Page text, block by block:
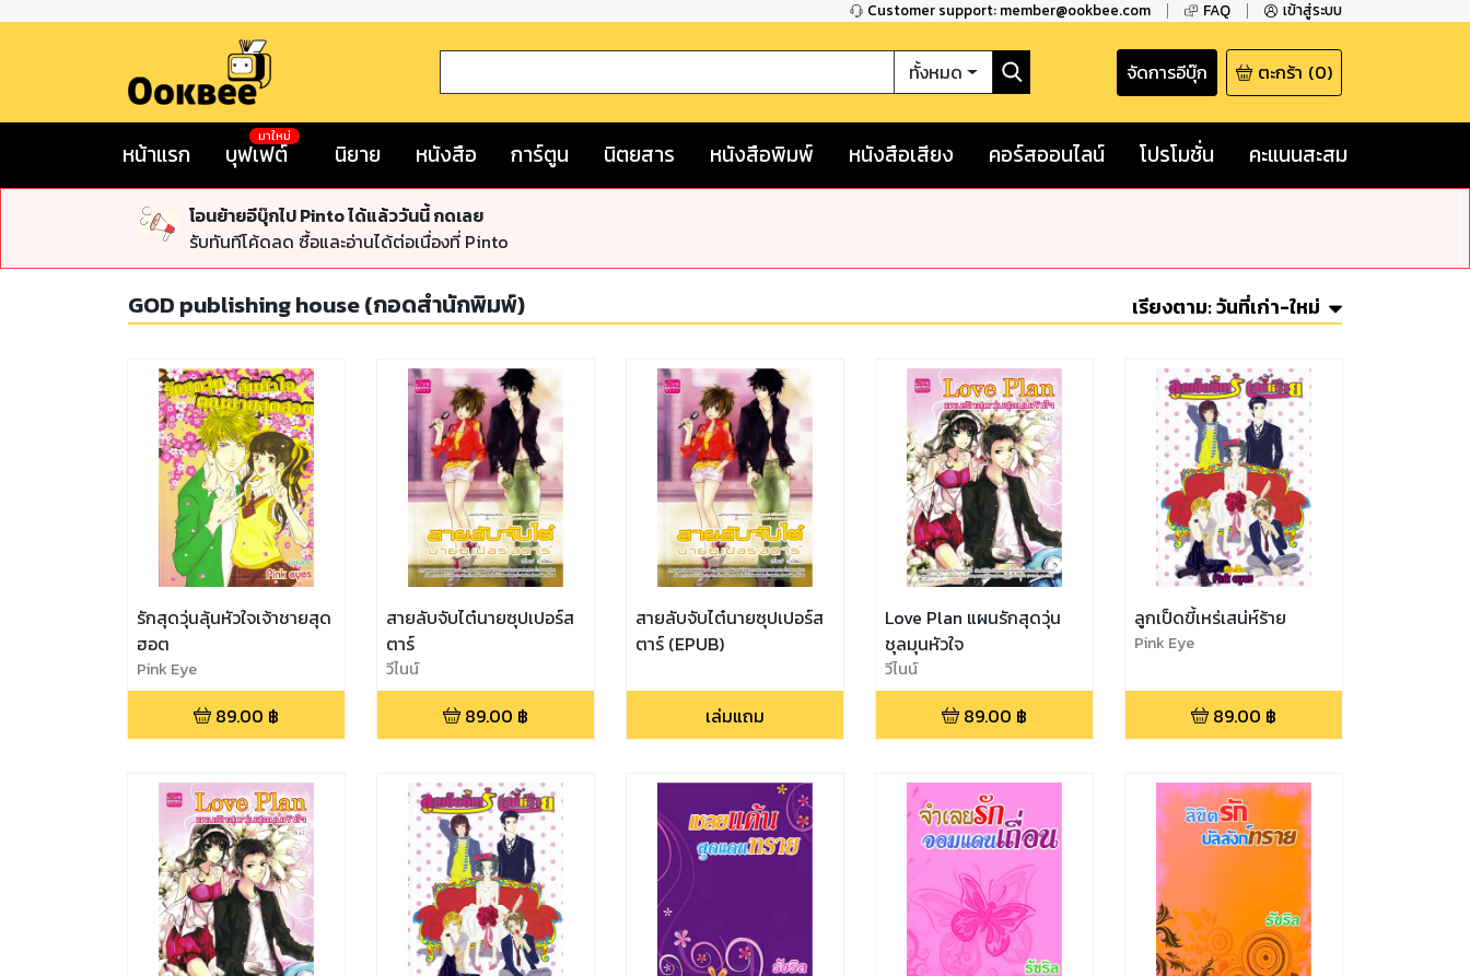
Customer support: member@ookbee.com FAQ เข้าสู่ระบบ
ทั้งหมด จัดการอีบุ๊ก ตะกร้า (0)
หน้าแรก บุฟเฟต์
มาใหม่
นิยาย หนังสือ การ์ตูน นิตยสาร หนังสือพิมพ์ หนังสือเสียง คอร์สออนไลน์ โปรโมชั่น คะแนนสะสม
โอนย้ายอีบุ๊กไป Pinto ได้แล้ววันนี้ กดเลย
รับทันทีโค้ดลด ซื้อและอ่านได้ต่อเนื่องที่ Pinto
GOD publishing house (กอดสำนักพิมพ์) เรียงตาม:วันที่เก่า-ใหม่
รักสุดวุ่นลุ้นหัวใจเจ้าชายสุด
ฮอต
Pink Eye
89.00 ฿
สายลับจับไต๋นายซุปเปอร์ส
ตาร์
วีไนน์
89.00 ฿
สายลับจับไต๋นายซุปเปอร์ส
ตาร์ (EPUB)
เล่มแถม
Love Plan แผนรักสุดวุ่น
ชุลมุนหัวใจ
วีไนน์
89.00 ฿
ลูกเป็ดขี้เหร่เสน่ห์ร้าย
Pink Eye
89.00 ฿